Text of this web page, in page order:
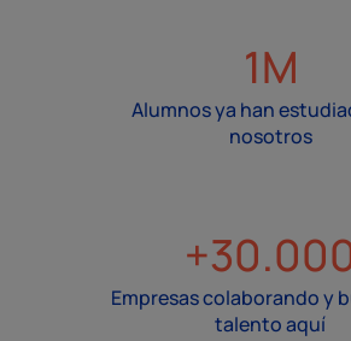
1M
Alumnos ya han
nosotros
Empresas colaborando y
talento aquí